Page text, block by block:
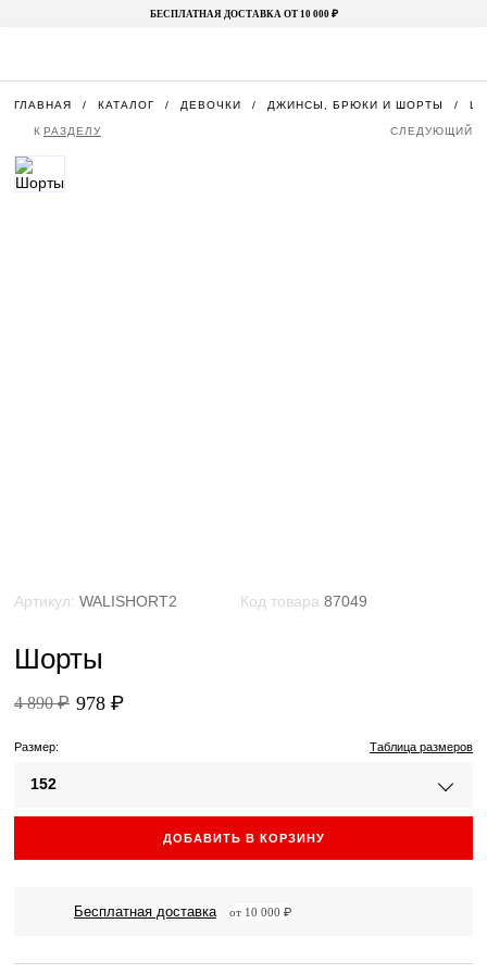
БЕСПЛАТНАЯ ДОСТАВКА ОТ 10 000 ₽
ГЛАВНАЯ КАТАЛОГ ДЕВОЧКИ ДЖИНСЫ, БРЮКИ И ШОРТЫ
К РАЗДЕЛУ СЛЕДУЮЩИЙ
Артикул: WALISHORT2 Код товара 87049
Шорты
4 890 ₽ 978 ₽
Размер: Таблица размеров
152
ДОБАВИТЬ В КОРЗИНУ
Бесплатная доставка от 10 000 ₽